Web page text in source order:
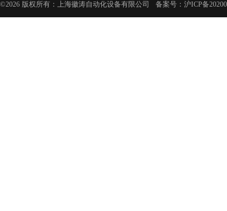
©2026 版权所有：上海徽涛自动化设备有限公司 备案号： 沪ICP备